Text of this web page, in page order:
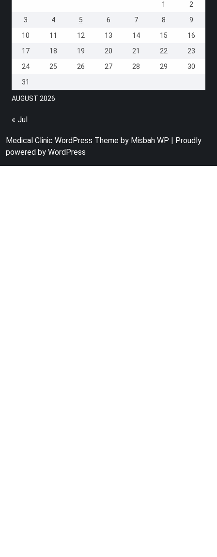
AUGUST 2026
1
2
3
4 5 6 7 8
9
10
11 12 13 14 15
16
17
18 19 20 21 22
23
24
25 26 27 28 29
30
31
« Jul
Medical Clinic WordPress Theme by Misbah WP | Proudly
powered by WordPress